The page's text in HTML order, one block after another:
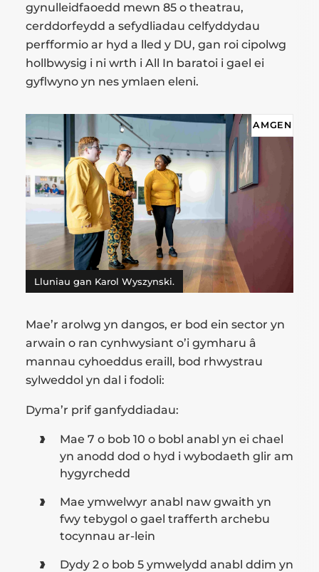
gynulleidfaoedd mewn 85 o theatrau,
cerddorfeydd a sefydliadau celfyddydau
perfformio ar hyd a lled y DU, gan roi cipolwg
hollbwysig i ni wrth i All In baratoi i gael ei
gyflwyno yn nes ymlaen eleni.
AMGEN
Lluniau gan Karol Wyszynski.
Mae’r arolwg yn dangos, er bod ein sector yn
arwain o ran cynhwysiant o’i gymharu â
mannau cyhoeddus eraill, bod rhwystrau
sylweddol yn dal i fodoli:
Dyma’r prif ganfyddiadau:
Mae 7 o bob 10 o bobl anabl yn ei chael
yn anodd dod o hyd i wybodaeth glir am
hygyrchedd
Mae ymwelwyr anabl naw gwaith yn
fwy tebygol o gael trafferth archebu
tocynnau ar-lein
Dydy 2 o bob 5 ymwelydd anabl ddim yn